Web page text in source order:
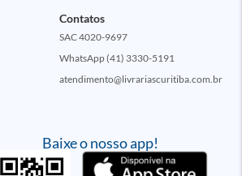
Baixe o nosso app!
Contatos
SAC 4020-9697
WhatsApp (41) 3330-5191
atendimento@livrariascuritiba.com.br